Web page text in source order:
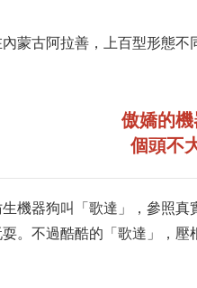
蒙古阿拉善，上百型形態
傲嬌的機
個頭不
機器狗叫「歌達」，參照
。不過酷酷的「歌達」，壓